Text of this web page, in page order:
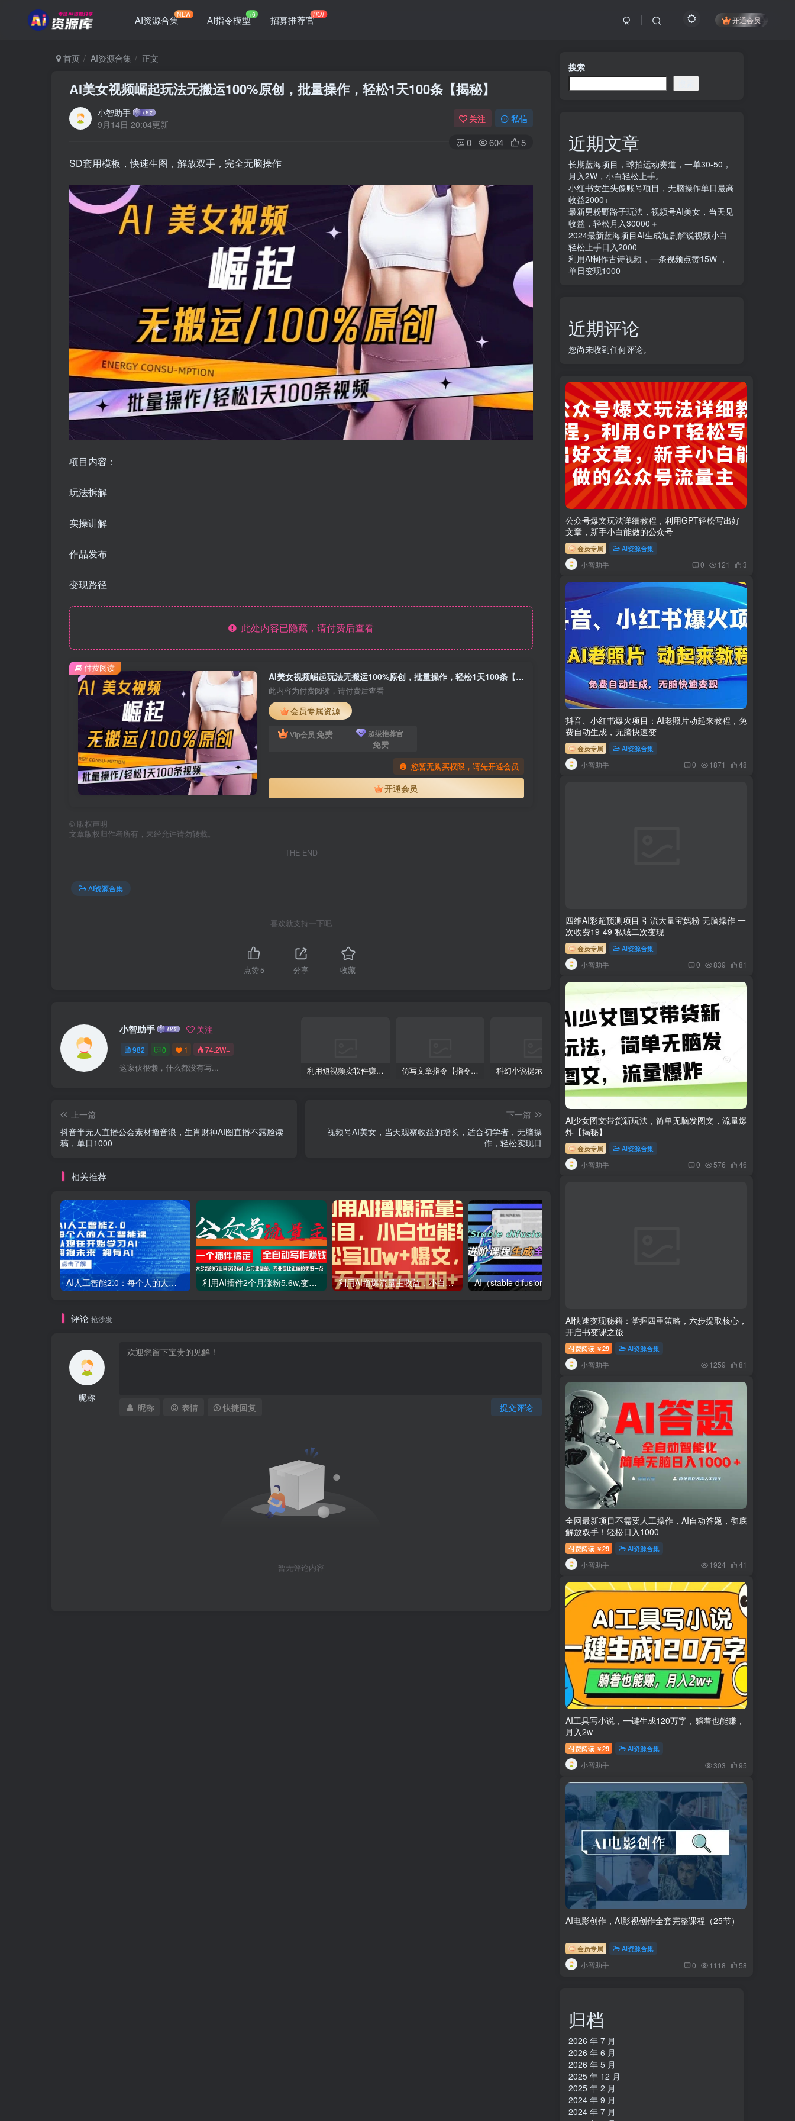
AI资源合集NEW AI指令模型+6 招募推荐官HOT
开通会员
首页 AI资源合集 正文
AI美女视频崛起玩法无搬运100%原创，批量操作，轻松1天100条【揭秘】
小智助手
9月14日 20:04更新
关注 私信
0 604 5
SD套用模板，快速生图，解放双手，完全无脑操作
项目内容：
玩法拆解
实操讲解
作品发布
变现路径
此处内容已隐藏，请付费后查看
AI美女视频崛起玩法无搬运100%原创，批量操作，轻松1天100条【揭秘】
此内容为付费阅读，请付费后查看
会员专属资源
Vip会员 免费 超级推荐官
免费
您暂无购买权限，请先开通会员
开通会员
付费阅读
© 版权声明
文章版权归作者所有，未经允许请勿转载。
THE END
AI资源合集
喜欢就支持一下吧
点赞5 分享 收藏
小智助手 关注
982 0 1 74.2W+
这家伙很懒，什么都没有写... 利用短视频卖软件赚钱，新手小白轻松月入10000+！ 仿写文章指令【指令+教程】 科幻小说提示词【指令】 AI人工智能2.0：每个人的人工智能课：从现在开始学习AI（38节课）
上一篇
抖音半无人直播公会素材撸音浪，生肖财神AI图直播不露脸读
稿，单日1000
下一篇
视频号AI美女，当天观察收益的增长，适合初学者，无脑操
作，轻松实现日
相关推荐
AI人工智能2.0：每个人的人工智能课：从现在开始学习AI（38节课） 利用AI插件2个月涨粉5.6w,变现6w,一键生成,即使你不懂技术,也能轻松上手 利用AI撸爆流量主收益，小白也能轻松写10W 爆款文章，轻松日入500
评论 抢沙发
昵称
提交评论
昵称 表情 快捷回复
暂无评论内容
搜索
近期文章
长期蓝海项目，球拍运动赛道，一单30-50，
月入2W，小白轻松上手。
小红书女生头像账号项目，无脑操作单日最高
收益2000+
最新男粉野路子玩法，视频号AI美女，当天见
收益，轻松月入30000＋
2024最新蓝海项目AI生成短剧解说视频小白
轻松上手日入2000
利用Ai制作古诗视频，一条视频点赞15W ，
单日变现1000
近期评论
您尚未收到任何评论。
公众号爆文玩法详细教程，利用GPT轻松写出好
文章，新手小白能做的公众号
会员专属 AI资源合集
小智助手 0 121 3
抖音、小红书爆火项目：AI老照片动起来教程，免
费自动生成，无脑快速变
会员专属 AI资源合集
小智助手 0 1871 48
四维AI彩超预测项目 引流大量宝妈粉 无脑操作 一
次收费19-49 私域二次变现
会员专属 AI资源合集
小智助手 0 839 81
AI少女图文带货新玩法，简单无脑发图文，流量爆
炸【揭秘】
会员专属 AI资源合集
小智助手 0 576 46
AI快速变现秘籍：掌握四重策略，六步提取核心，
开启书变课之旅
付费阅读 ￥29 AI资源合集
小智助手 1259 81
全网最新项目不需要人工操作，AI自动答题，彻底
解放双手！轻松日入1000
付费阅读 ￥29 AI资源合集
小智助手 1924 41
AI工具写小说，一键生成120万字，躺着也能赚，
月入2w
付费阅读 ￥29 AI资源合集
小智助手 303 95
AI电影创作，AI影视创作全套完整课程（25节）
会员专属 AI资源合集
小智助手 0 1118 58
归档
2026 年 7 月
2026 年 6 月
2026 年 5 月
2025 年 12 月
2025 年 2 月
2024 年 9 月
2024 年 7 月